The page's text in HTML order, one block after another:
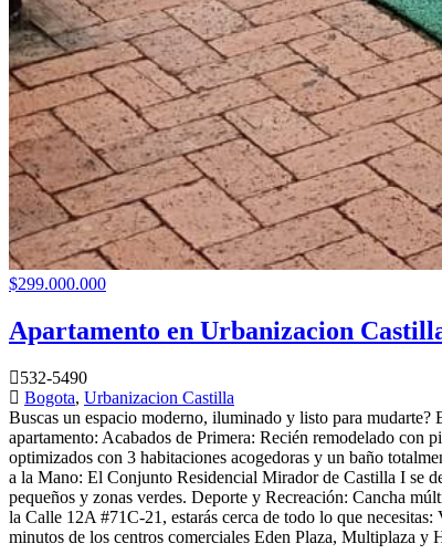
$299.000.000
Apartamento en Urbanizacion
532-5490
Bogota, Urbanizacion Castilla
Buscas un espacio moderno, iluminado y listo para
apartamento: Acabados de Primera: Recién remodelado con
optimizados con 3 habitaciones acogedoras y un baño
a la Mano: El Conjunto Residencial Mirador de Castilla I se
pequeños y zonas verdes. Deporte y Recreación: Cancha
la Calle 12A #71C-21, estarás cerca de todo lo que
minutos de los centros comerciales Eden Plaza, Multiplaza y